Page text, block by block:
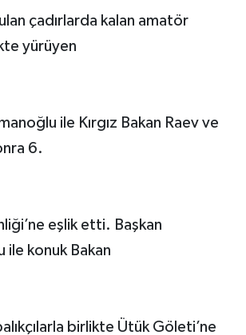
çadırlarda kalan amatör
yürüyen
ile Kırgız Bakan Raev ve
6.
eşlik etti. Başkan
ile konuk Bakan
birlikte Ütük Göleti’ne